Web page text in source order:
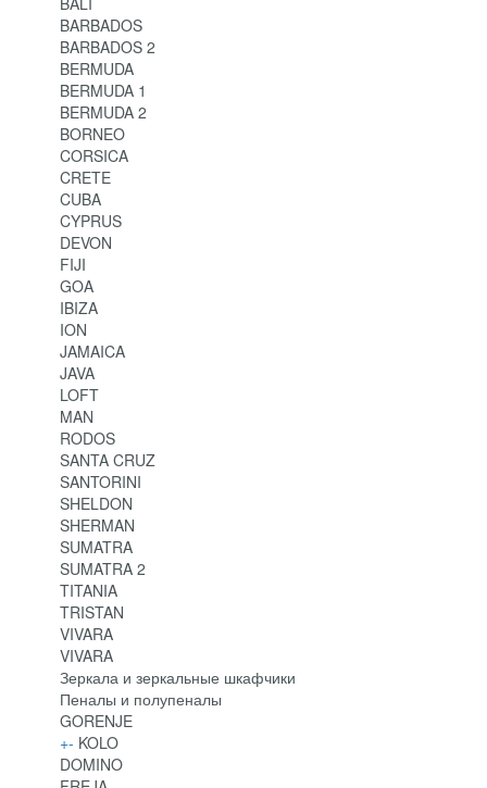
BARBADOS
BARBADOS 2
BERMUDA
BERMUDA 1
BERMUDA 2
BORNEO
CORSICA
CRETE
CUBA
CYPRUS
DEVON
FIJI
GOA
IBIZA
ION
JAMAICA
JAVA
LOFT
MAN
RODOS
SANTA CRUZ
SANTORINI
SHELDON
SHERMAN
SUMATRA
SUMATRA 2
TITANIA
TRISTAN
VIVARA
VIVARA
Зеркала и зеркальные шкафчики
Пеналы и полупеналы
GORENJE
+- KOLO
DOMINO